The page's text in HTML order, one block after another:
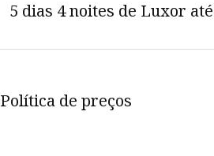
5 dias 4 noites de Luxor
Política de preços